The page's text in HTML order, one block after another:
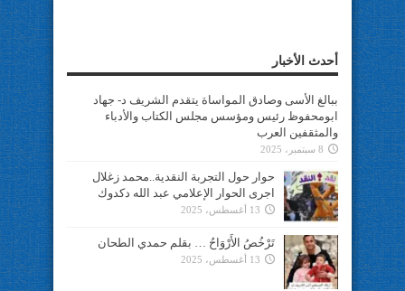
أحدث الأخبار
ببالغ الأسى وصادق المواساة يتقدم الشريف د- جهاد
ابومحفوظ رئيس ومؤسس مجلس الكتاب والأدباء
والمثقفين العرب
8 سبتمبر، 2025
حوار حول التجربة النقدية..محمد زغلال
اجرى الحوار الإعلامي عبد الله دكدوك
13 أغسطس، 2025
تَرْخُصُ الأَرْوَاحُ … بقلم حمدي الطحان
13 أغسطس، 2025